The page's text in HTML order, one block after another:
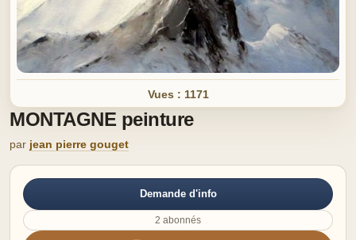
Vues : 1171
MONTAGNE peinture
par jean pierre gouget
Demande d'info
2 abonnés